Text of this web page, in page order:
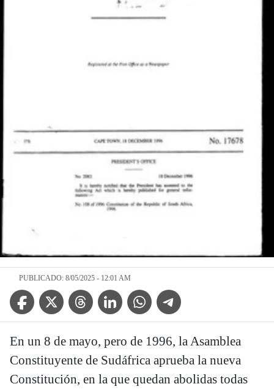
PUBLICADO: 8/05/2025 - 12:01 AM
Facebook IconTwitter IconThreads IconLinkedin IconWhatsApp IconTelegram Icon
En un 8 de mayo, pero de 1996, la Asamblea
Constituyente de Sudáfrica aprueba la nueva
Constitución, en la que quedan abolidas todas